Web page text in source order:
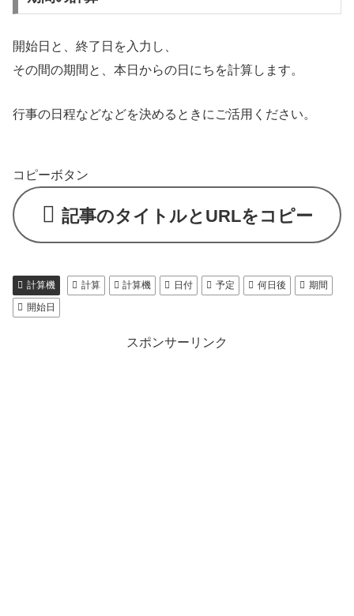
開始日と、終了日を入力し、
その間の期間と、本日からの日にちを計算します。
行事の日程などなどを決めるときにご活用ください。
コピーボタン
記事のタイトルとURLをコピー
計算機 計算 計算機 日付 予定 何日後
期間
開始日
スポンサーリンク